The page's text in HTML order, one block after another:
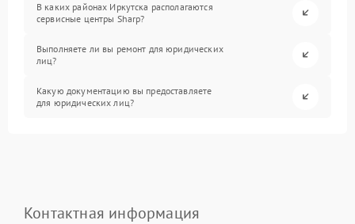
В каких районах Иркутска располагаются
сервисные центры Sharp?
Выполняете ли вы ремонт для юридических
лиц?
Какую документацию вы предоставляете
для юридических лиц?
Контактная информация